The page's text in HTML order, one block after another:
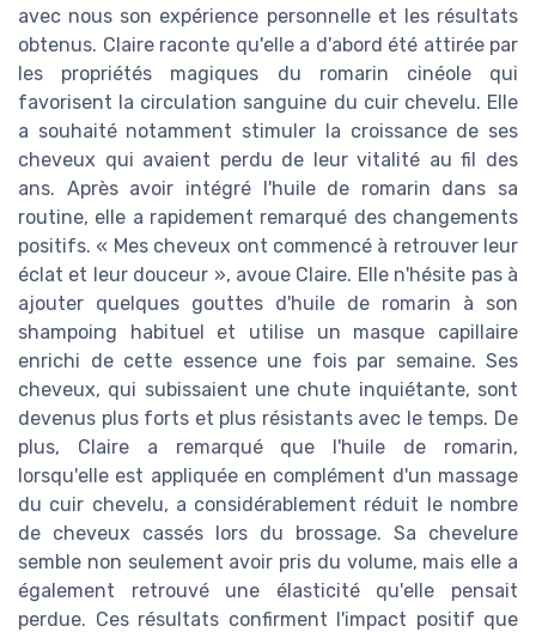
avec nous son expérience personnelle et les résultats
obtenus. Claire raconte qu'elle a d'abord été attirée par
les propriétés magiques du romarin cinéole qui
favorisent la circulation sanguine du cuir chevelu. Elle
a souhaité notamment stimuler la croissance de ses
cheveux qui avaient perdu de leur vitalité au fil des
ans. Après avoir intégré l'huile de romarin dans sa
routine, elle a rapidement remarqué des changements
positifs. « Mes cheveux ont commencé à retrouver leur
éclat et leur douceur », avoue Claire. Elle n'hésite pas à
ajouter quelques gouttes d'huile de romarin à son
shampoing habituel et utilise un masque capillaire
enrichi de cette essence une fois par semaine. Ses
cheveux, qui subissaient une chute inquiétante, sont
devenus plus forts et plus résistants avec le temps. De
plus, Claire a remarqué que l'huile de romarin,
lorsqu'elle est appliquée en complément d'un massage
du cuir chevelu, a considérablement réduit le nombre
de cheveux cassés lors du brossage. Sa chevelure
semble non seulement avoir pris du volume, mais elle a
également retrouvé une élasticité qu'elle pensait
perdue. Ces résultats confirment l'impact positif que